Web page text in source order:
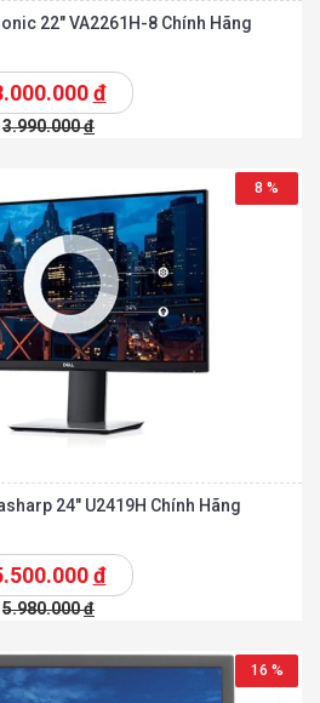
22″ VA2261H-8 Chính Hãng
đ
3.990.000đ
8 %
24″ U2419H Chính Hãng
đ
5.980.000đ
16 %